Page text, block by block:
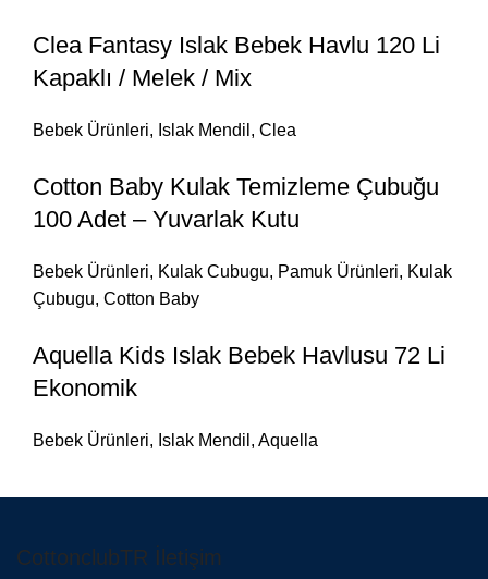
Clea Fantasy Islak Bebek Havlu 120 Li
Kapaklı / Melek / Mix
Bebek Ürünleri, Islak Mendil , Clea
Cotton Baby Kulak Temizleme Çubuğu
100 Adet – Yuvarlak Kutu
Bebek Ürünleri, Kulak Cubugu, Pamuk Ürünleri, Kulak
Çubugu, Cotton Baby
Aquella Kids Islak Bebek Havlusu 72 Li
Ekonomik
Bebek Ürünleri, Islak Mendil , Aquella
CottonclubTR İletişim